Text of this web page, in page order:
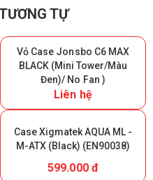
TỰ
Vỏ Case Jonsbo C6 MAX
BLACK (Mini Tower/Màu
Đen)/ No Fan )
Liên hệ
Case Xigmatek AQUA ML -
M-ATX (Black) (EN90038)
599.000 đ